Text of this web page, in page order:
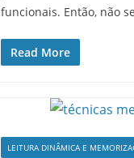
funcionais. Então, não
Read More
LEITURA DINÂMICA E